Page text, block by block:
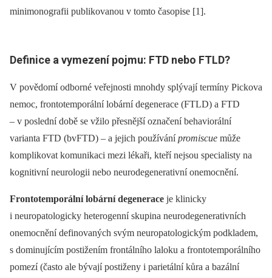
minimonografii publikovanou v tomto časopise [1].
Definice a vymezení pojmu: FTD nebo FTLD?
V povědomí odborné veřejnosti mnohdy splývají termíny Pickova
nemoc, frontotemporální lobární degenerace (FTLD) a FTD
–⁠ v poslední době se vžilo přesnější označení behaviorální
varianta FTD (bvFTD) –⁠ a jejich používánípromiscue může
komplikovat komunikaci mezi lékaři, kteří nejsou specialisty na
kognitivní neurologii nebo neurodegenerativní onemocnění.
Frontotemporální lobární degenerace je klinicky
i neuropatologicky heterogenní skupina neurodegenerativních
onemocnění definovaných svým neuropatologickým podkladem,
s dominujícím postižením frontálního laloku a frontotemporálního
pomezí (často ale bývají postiženy i parietální kůra a bazální